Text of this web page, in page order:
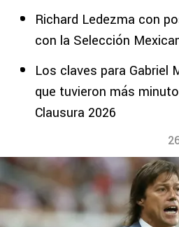
Richard Ledezma con
con la Selección
Los claves para Gabriel
que tuvieron más
Clausura 2026